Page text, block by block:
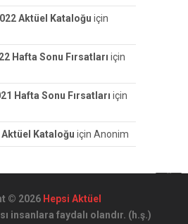
Aktüel Kataloğu için
Hafta Sonu Fırsatları için
Hafta Sonu Fırsatları için
Aktüel Kataloğu için Anonim
© 2026 Hepsi Aktüel
insanlara faydalı olandır. (h.ş.)